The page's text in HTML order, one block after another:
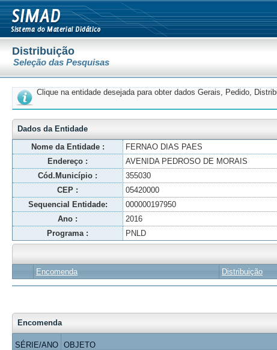
Distribuição
Seleção das Pesquisas
Clique na entidade desejada para obter dados Gerais, Pedido,
Dados da Entidade
Nome da Entidade :
FERNAO DIAS PAES
Endereço :
AVENIDA PEDROSO DE MORAIS
Cód.Município :
355030
CEP :
05420000
Sequencial Entidade:
000000197950
Ano :
2016
Programa :
PNLD
Encomenda Distribuição
Encomenda
SÉRIE/ANO OBJETO